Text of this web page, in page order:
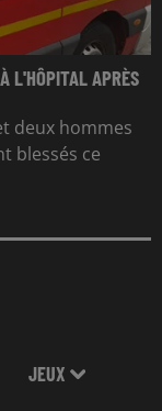
L'HÔPITAL APRÈS
deux hommes
blessés ce
JEUX